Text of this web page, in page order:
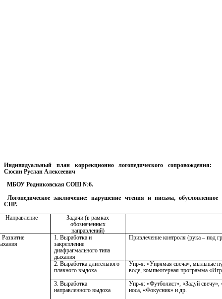
Индивидуальный план коррекционно логопедического сопровождения:
Сюсин Руслан Алексеевич
МБОУ Родниковская СОШ №6.
Логопедическое заключение: нарушение чтения и письма, обусловленное
СНР.
Направление
Задачи (в рамках
обозначенных
направлений)
Развитие
1. Выработка и
закрепление
диафрагмального типа
дыхания
Привлечение контроля (рука – под
2. Выработка длительного
плавного выдоха
Упр-я: «Упрямая свеча», мыльные
воде, компьютерная программа
3. Выработка
направленного выдоха
Упр-я: «Футболист», «Задуй
носа, «Фокусник» и др.